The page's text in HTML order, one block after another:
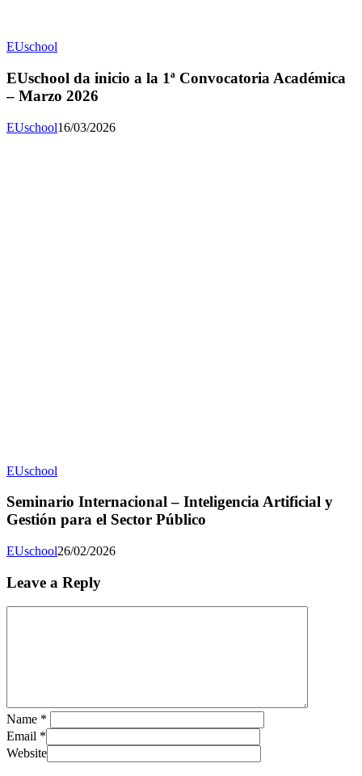
EUschool
EUschool da inicio a la 1ª Convocatoria Académica
– Marzo 2026
EUschool16/03/2026
EUschool
Seminario Internacional – Inteligencia Artificial y
Gestión para el Sector Público
EUschool26/02/2026
Leave a Reply
Name *
Email *
Website